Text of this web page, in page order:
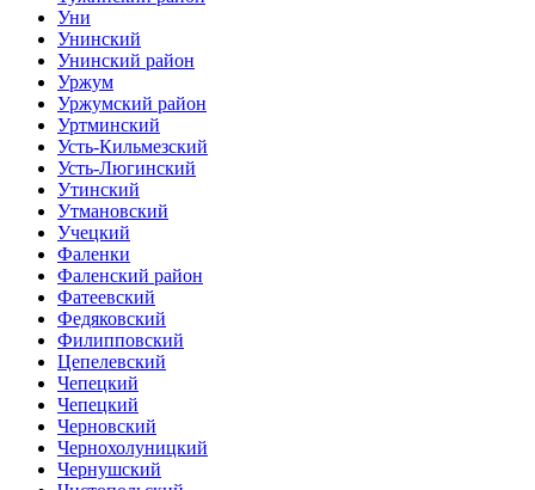
Уни
Унинский
Унинский район
Уржум
Уржумский район
Уртминский
Усть-Кильмезский
Усть-Люгинский
Утинский
Утмановский
Учецкий
Фаленки
Фаленский район
Фатеевский
Федяковский
Филипповский
Цепелевский
Чепецкий
Чепецкий
Черновский
Чернохолуницкий
Чернушский